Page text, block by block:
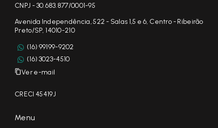
CNPJ - 30.683.877/0001-95
Avenida Independência, 522 - Salas 1,5 e 6, Centro - Ribeirão
Preto/SP, 14010-210
(16) 99199-9202
(16) 3023-4510
Ver e-mail
CRECI 45419J
Menu